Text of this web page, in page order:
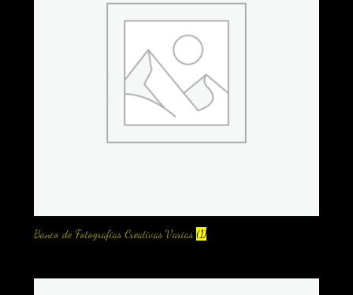
Banco de Fotografias Creativas Varias (1)